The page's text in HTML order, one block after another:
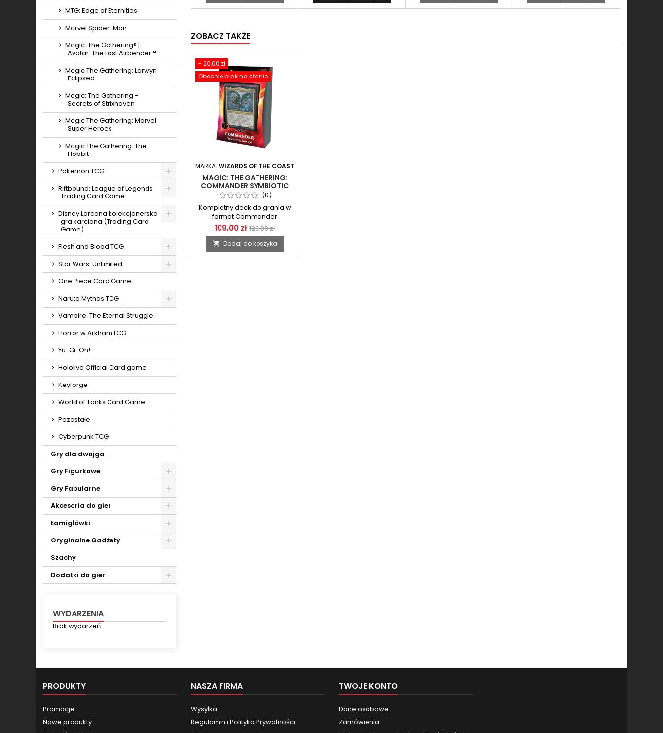
MTG: Edge of Eternities
Marvel Spider-Man
Magic: The Gathering® |
Avatar: The Last Airbender™
Magic The Gathering: Lorwyn
Eclipsed
Magic: The Gathering -
Secrets of Strixhaven
Magic The Gathering: Marvel
Super Heroes
Magic The Gathering: The
Hobbit
Pokemon TCG
Toggle
Riftbound: League of Legends
Trading Card Game
Disney Lorcana kolekcjonerska
gra karciana (Trading Card
Game)
Toggle
Flesh and Blood TCG
Toggle
Star Wars: Unlimited
One Piece Card Game
Naruto Mythos TCG
Vampire: The Eternal Struggle
Horror w Arkham LCG
Yu-Gi-Oh!
Hololive Official Card game
Keyforge
World of Tanks Card Game
Pozostałe
Cyberpunk TCG
Gry dla dwojga
Gry Figurkowe
Gry Fabularne
Akcesoria do gier
Łamigłówki
Oryginalne Gadżety
Szachy
Dodatki do gier
WYDARZENIA
Brak wydarzeń
ZOBACZ TAKŻE
- 20,00 zł
Obecnie brak na stanie
MARKA:WIZARDS OF THE COAST
MAGIC: THE GATHERING:
COMMANDER SYMBIOTIC
SWARM DECK
(0)
Kompletny deck do grania w
format Commander
109,00 zł 129,00 zł
 Dodaj do koszyka
PRODUKTY
Promocje
Nowe produkty
NASZA FIRMA
Wysyłka
Regulamin i Polityka Prywatności
TWOJE KONTO
Dane osobowe
Zamówienia